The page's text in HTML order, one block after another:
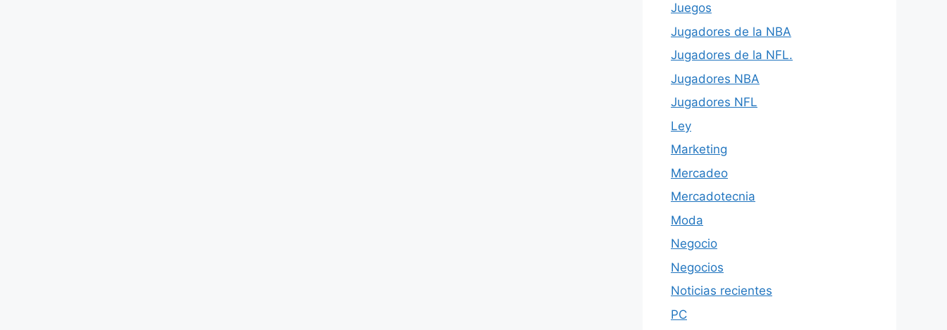
Juegos
Jugadores de la NBA
Jugadores de la NFL.
Jugadores NBA
Jugadores NFL
Ley
Marketing
Mercadeo
Mercadotecnia
Moda
Negocio
Negocios
Noticias recientes
PC